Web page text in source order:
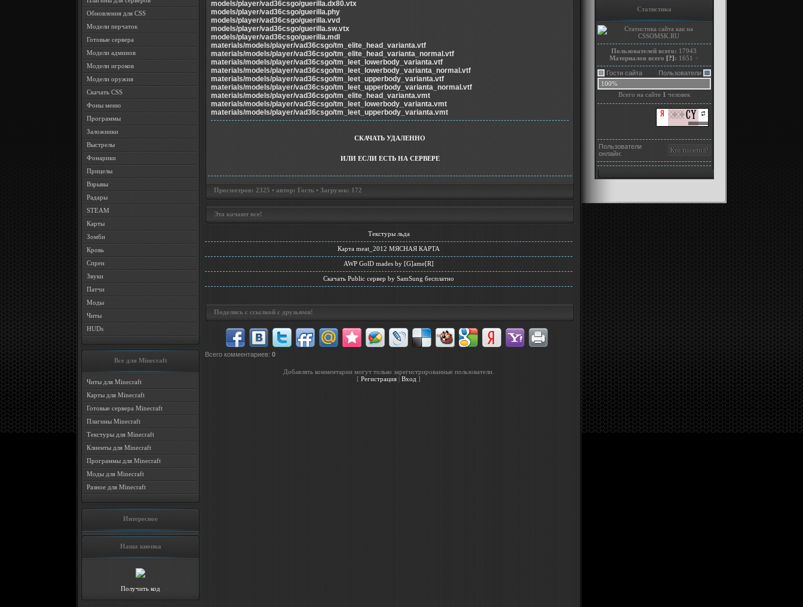
Обновления для CSS
Модели перчаток
Готовые сервера
Модели админов
Модели игроков
Модели оружия
Скачать CSS
Фоны меню
Программы
Заложники
Выстрелы
Фонарики
Прицелы
Взрывы
Радары
STEAM
Карты
Зомби
Кровь
Спреи
Звуки
Патчи
Моды
Читы
HUDs
Все для Minecraft
Читы для Minecraft
Карты для Minecraft
Готовые сервера Minecraft
Плагины Minecraft
Текстуры для Minecraft
Клиенты для Minecraft
Программы для Minecraft
Моды для Minecraft
Разное для Minecraft
Интересное
Наша кнопка
Получить код
models/player/vad36csgo/guerilla.dx80.vtx
models/player/vad36csgo/guerilla.phy
models/player/vad36csgo/guerilla.vvd
models/player/vad36csgo/guerilla.sw.vtx
models/player/vad36csgo/guerilla.mdl
materials/models/player/vad36csgo/tm_elite_head_varianta.vtf
materials/models/player/vad36csgo/tm_elite_head_varianta_normal.vtf
materials/models/player/vad36csgo/tm_leet_lowerbody_varianta.vtf
materials/models/player/vad36csgo/tm_leet_lowerbody_varianta_normal.vtf
materials/models/player/vad36csgo/tm_leet_upperbody_varianta.vtf
materials/models/player/vad36csgo/tm_leet_upperbody_varianta_normal.vtf
materials/models/player/vad36csgo/tm_elite_head_varianta.vmt
materials/models/player/vad36csgo/tm_leet_lowerbody_varianta.vmt
materials/models/player/vad36csgo/tm_leet_upperbody_varianta.vmt
СКАЧАТЬ УДАЛЕННО
ИЛИ ЕСЛИ ЕСТЬ НА СЕРВЕРЕ
Просмотров: 2325 • автор: Гость • Загрузок: 172
Эта качают все!
Текстуры льда
Карта meat_2012 МЯСНАЯ КАРТА
AWP GolD mades by [G]ame[R]
Скачать Public сервер by SamSung бесплатно
Поделись с ссылкой с друзьями!
Всего комментариев: 0
Добавлять комментарии могут только зарегистрированные пользователи.
[ Регистрация Вход ]
Статистика
Пользователей всего: 17943
Материалов всего [?]: 1651 +
Гости сайта
Пользователи
100%
Всего на сайте 1 человек
Пользователи
онлайн: